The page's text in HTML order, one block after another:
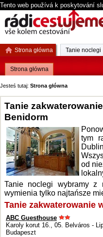
Tento web používá k poskytování
Jesteś tutaj: Strona główna
Tanie
Benidorm
tym
od
Tanie noclegi wybramy z
wymienia tylko najtańsze
Tanie zakwaterowanie
ABC Guesthouse
Karoly korut 16., 05. Belváros -
Budapeszt
Strona główna
Strona główna
Tanie noclegi